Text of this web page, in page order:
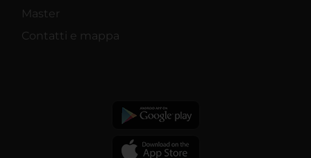
Master
Contatti e mappa